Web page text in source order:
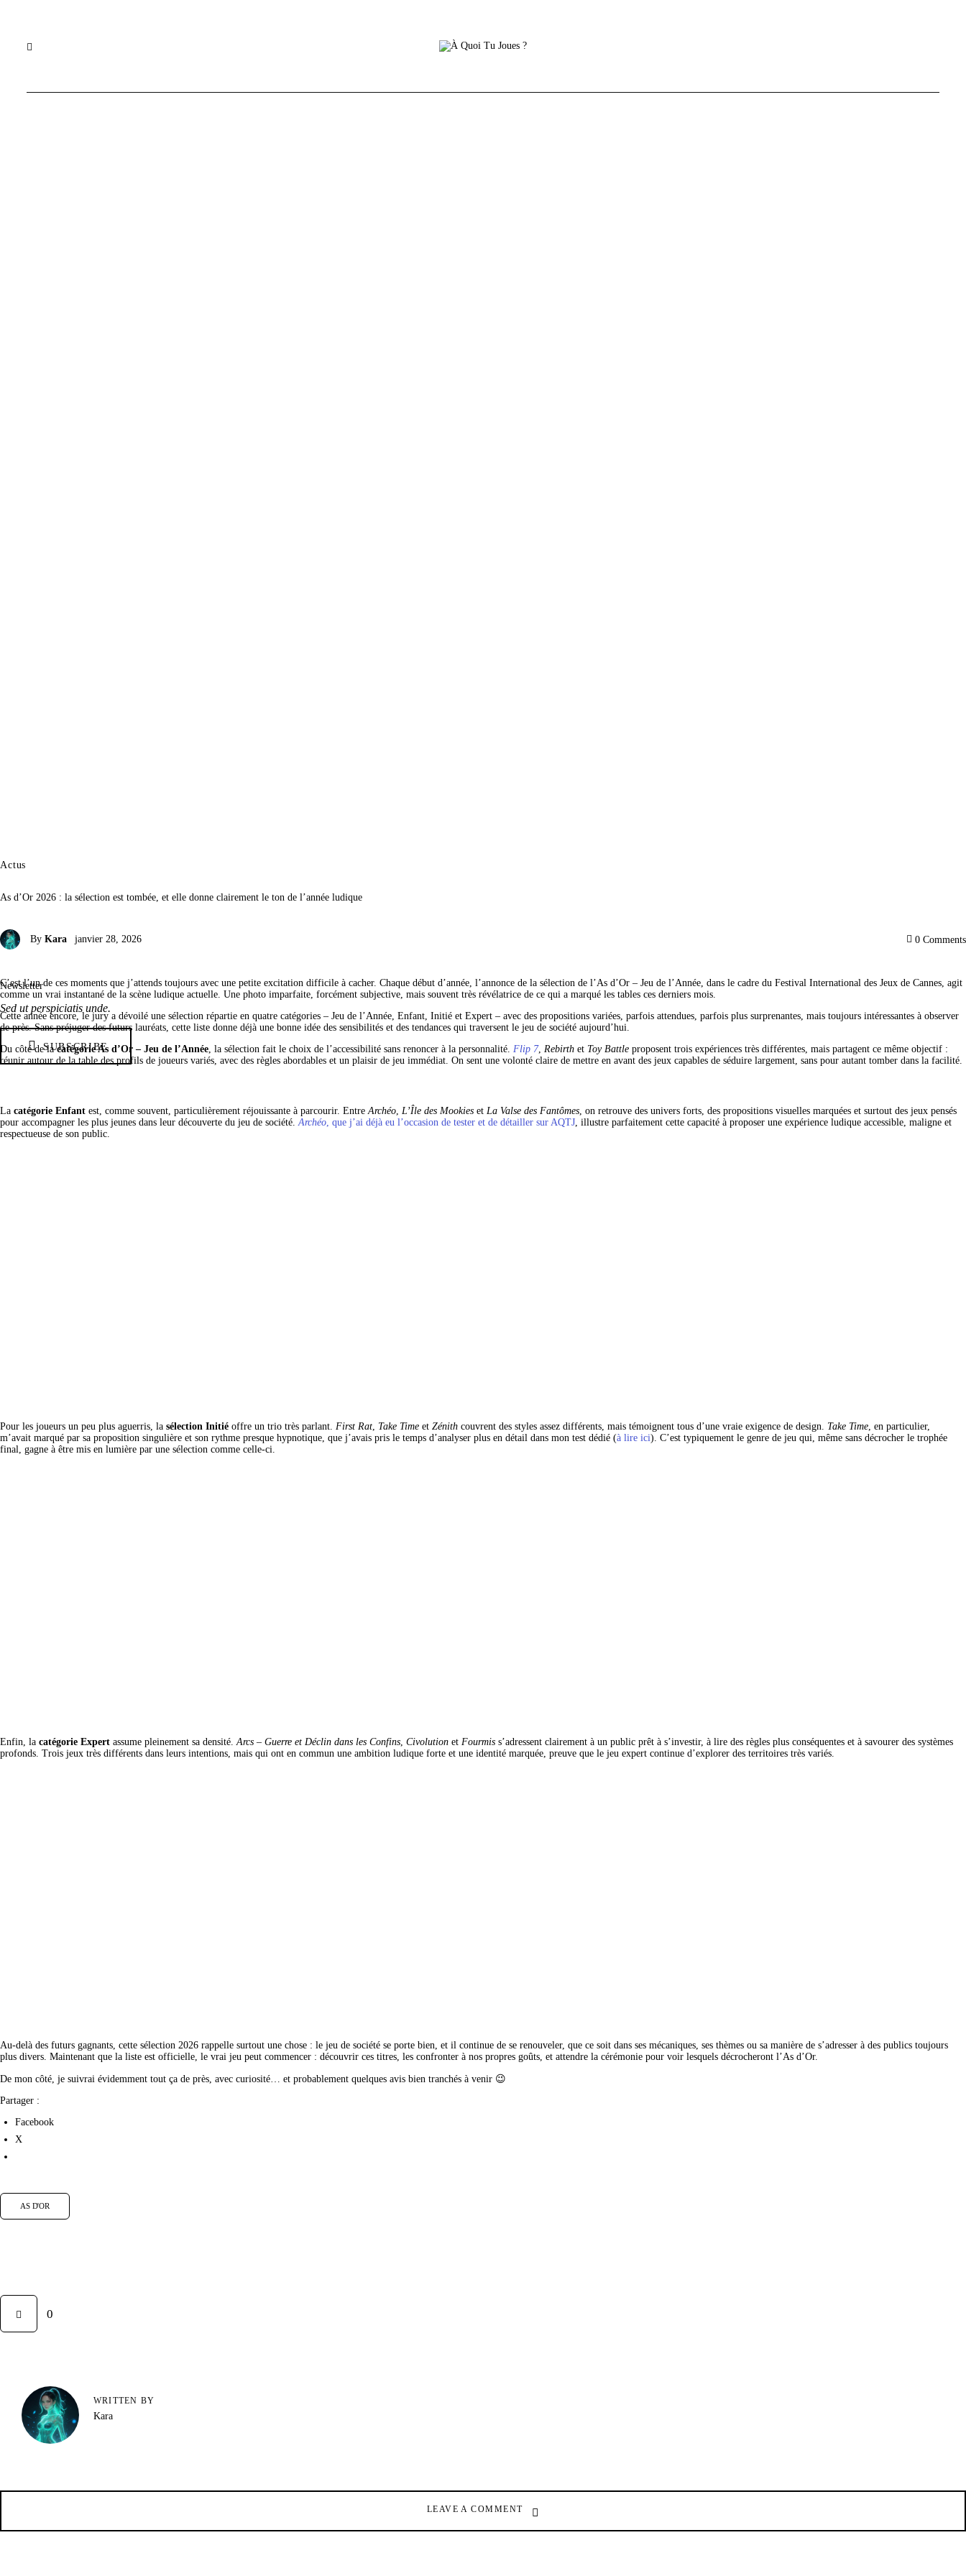
Jeux de Société
Tests
Actus
As d’Or 2026 : la sélection est tombée, et elle donne clairement le ton de l’année ludique
By Kara janvier 28, 2026 0 Comments
Newsletter
Sed ut perspiciatis unde.
SUBSCRIBE
C’est l’un de ces moments que j’attends toujours avec une petite excitation difficile à cacher. Chaque début d’année, l’annonce de la sélection de l’As d’Or – Jeu de l’Année, dans le cadre du Festival International des Jeux de Cannes, agit
comme un vrai instantané de la scène ludique actuelle. Une photo imparfaite, forcément subjective, mais souvent très révélatrice de ce qui a marqué les tables ces derniers mois.
Cette année encore, le jury a dévoilé une sélection répartie en quatre catégories – Jeu de l’Année, Enfant, Initié et Expert – avec des propositions variées, parfois attendues, parfois plus surprenantes, mais toujours intéressantes à observer
de près. Sans préjuger des futurs lauréats, cette liste donne déjà une bonne idée des sensibilités et des tendances qui traversent le jeu de société aujourd’hui.
Du côté de la catégorie As d’Or – Jeu de l’Année , la sélection fait le choix de l’accessibilité sans renoncer à la personnalité. Flip 7, Rebirth et Toy Battle proposent trois expériences très différentes, mais partagent ce même objectif :
réunir autour de la table des profils de joueurs variés, avec des règles abordables et un plaisir de jeu immédiat. On sent une volonté claire de mettre en avant des jeux capables de séduire largement, sans pour autant tomber dans la facilité.
La catégorie Enfant est, comme souvent, particulièrement réjouissante à parcourir. Entre Archéo, L’Île des Mookies et La Valse des Fantômes, on retrouve des univers forts, des propositions visuelles marquées et surtout des jeux pensés
pour accompagner les plus jeunes dans leur découverte du jeu de société. Archéo, que j’ai déjà eu l’occasion de tester et de détailler sur AQTJ, illustre parfaitement cette capacité à proposer une expérience ludique accessible, maligne et
respectueuse de son public.
Pour les joueurs un peu plus aguerris, la sélection Initié offre un trio très parlant. First Rat, Take Time et Zénith couvrent des styles assez différents, mais témoignent tous d’une vraie exigence de design. Take Time, en particulier,
m’avait marqué par sa proposition singulière et son rythme presque hypnotique, que j’avais pris le temps d’analyser plus en détail dans mon test dédié (à lire ici). C’est typiquement le genre de jeu qui, même sans décrocher le trophée
final, gagne à être mis en lumière par une sélection comme celle-ci.
Enfin, la catégorie Expert assume pleinement sa densité. Arcs – Guerre et Déclin dans les Confins Civolution et Fourmis s’adressent clairement à un public prêt à s’investir, à lire des règles plus conséquentes et à savourer des systèmes
profonds. Trois jeux très différents dans leurs intentions, mais qui ont en commun une ambition ludique forte et une identité marquée, preuve que le jeu expert continue d’explorer des territoires très variés.
Au-delà des futurs gagnants, cette sélection 2026 rappelle surtout une chose : le jeu de société se porte bien, et il continue de se renouveler, que ce soit dans ses mécaniques, ses thèmes ou sa manière de s’adresser à des publics toujours
plus divers. Maintenant que la liste est officielle, le vrai jeu peut commencer : découvrir ces titres, les confronter à nos propres goûts, et attendre la cérémonie pour voir lesquels décrocheront l’As d’Or.
De mon côté, je suivrai évidemment tout ça de près, avec curiosité… et probablement quelques avis bien tranchés à venir 😉
Partager :
Facebook
X
AS D'OR
0
WRITTEN BY
Kara
LEAVE A COMMENT